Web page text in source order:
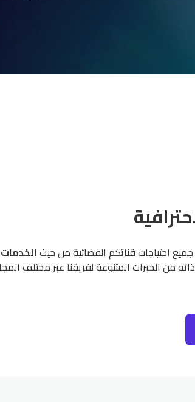
احتياجات قناتكم الفضائية من حيثالخدمات
من الخبرات المتنوعة لفريقنا عبر مختلف